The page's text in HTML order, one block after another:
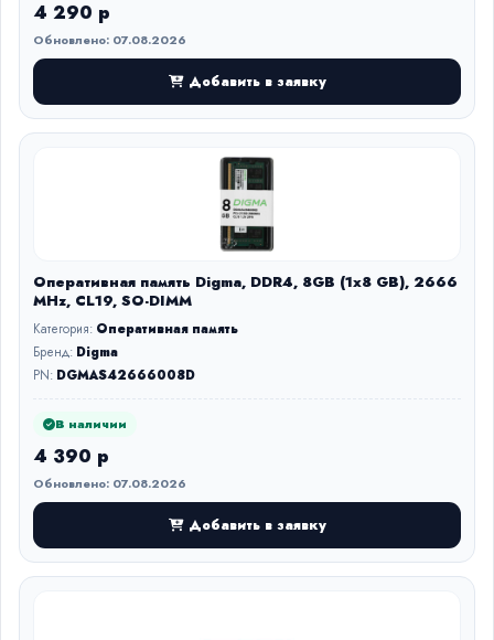
4 290 р
Обновлено: 07.08.2026
Добавить в заявку
Оперативная память Digma, DDR4, 8GB (1x8 GB), 2666
MHz, CL19, SO-DIMM
Категория: Оперативная память
Бренд: Digma
PN: DGMAS42666008D
В наличии
4 390 р
Обновлено: 07.08.2026
Добавить в заявку